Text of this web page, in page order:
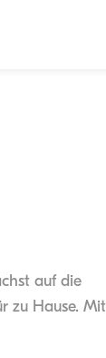
auf die
zu Hause. Mit